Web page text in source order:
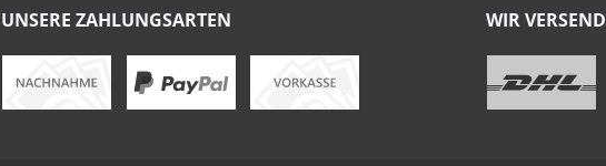
UNSERE ZAHLUNGSARTEN WIR